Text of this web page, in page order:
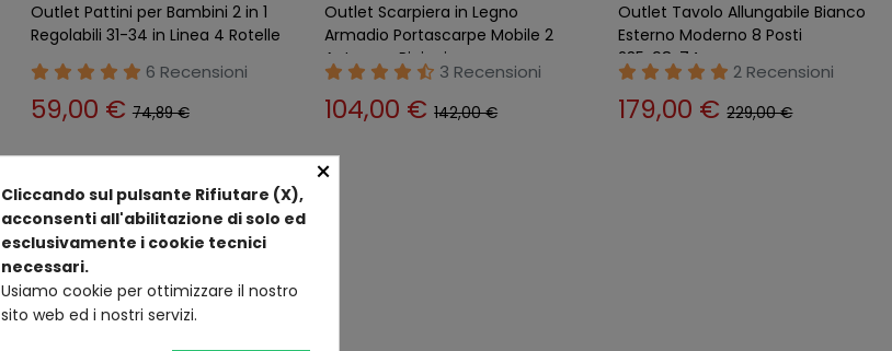
Outlet Pattini per Bambini 2 in 1
Regolabili 31-34 in Linea 4 Rotelle
6 Recensioni
59,00 € 74,89 €
Outlet Scarpiera in Legno
Armadio Portascarpe Mobile 2
Ante con Ripiani
3 Recensioni
104,00 €142,00 €
Outlet Tavolo Allungabile Bianco
Esterno Moderno 8 Posti
235x98x74 cm
2 Recensioni
179,00 €229,00 €
Mostrando 1 - 15 di 31 elementi
Parlano di noi
×
Cliccando sul pulsante Rifiutare (X),
acconsenti all'abilitazione di solo ed
esclusivamente i cookie tecnici
necessari.
Usiamo cookie per ottimizzare il nostro
sito web ed i nostri servizi.